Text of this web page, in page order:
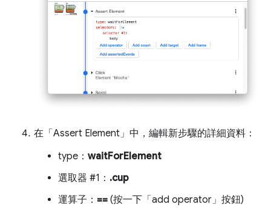
在「Assert Element」 中，編輯新步驟的詳細資料：
type： waitForElement
選取器 #1： .cup
運算子： == (按一下「add operator」 按鈕)